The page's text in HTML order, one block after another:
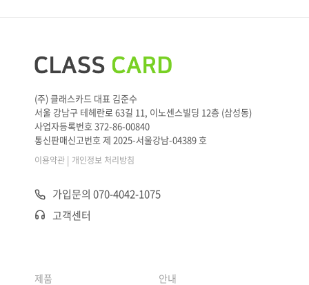
(주) 클래스카드 대표 김준수
서울 강남구 테헤란로 63길 11, 이노센스빌딩 12층 (삼성동)
사업자등록번호 372-86-00840
통신판매신고번호 제 2025-서울강남-04389 호
이용약관 | 개인정보 처리방침
가입문의 070-4042-1075
고객센터
제품 안내